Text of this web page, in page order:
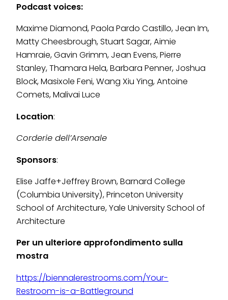
Podcast voices:
Maxime Diamond, Paola Pardo Castillo, Jean Im,
Matty Cheesbrough, Stuart Sagar, Aimie
Hamraie, Gavin Grimm, Jean Evens, Pierre
Stanley, Thamara Hela, Barbara Penner, Joshua
Block, Masixole Feni, Wang Xiu Ying, Antoine
Comets, Malivai Luce
Location:
Corderie dell’Arsenale
Sponsors:
Elise Jaffe+Jeffrey Brown, Barnard College
(Columbia University), Princeton University
School of Architecture, Yale University School of
Architecture
Per un ulteriore approfondimento sulla
mostra
https://biennalerestrooms.com/Your-
Restroom-is-a-Battleground